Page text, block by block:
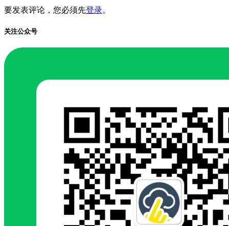
要发表评论，您必须先登录。
关注公众号